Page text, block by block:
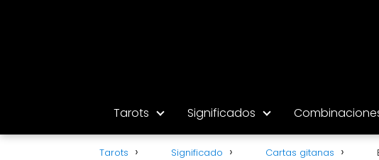
Tarots Significados
Tarots Significado Cartas gitanas